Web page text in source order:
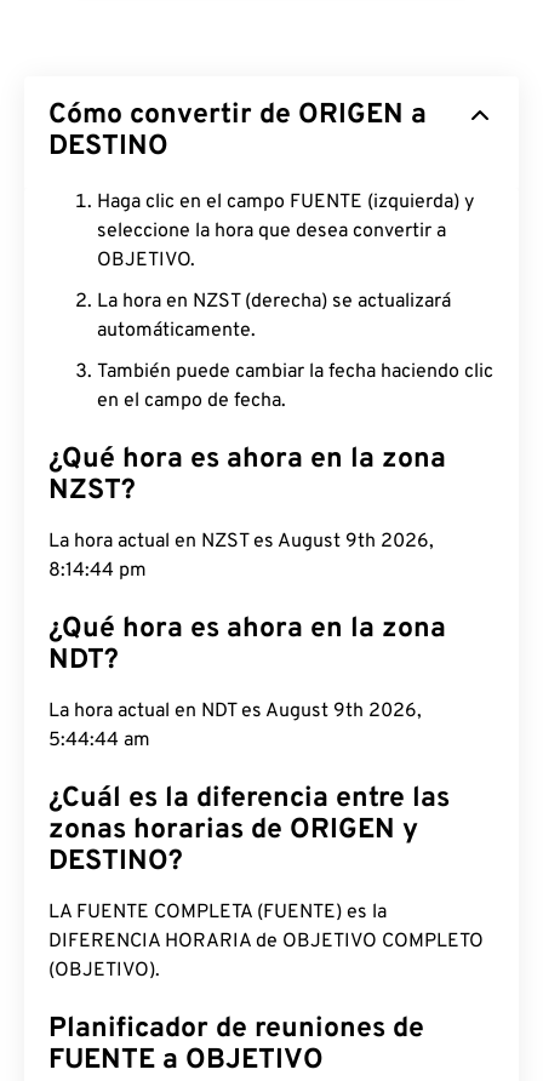
Cómo convertir de ORIGEN a
DESTINO
Haga clic en el campo FUENTE (izquierda) y
seleccione la hora que desea convertir a
OBJETIVO.
La hora en NZST (derecha) se actualizará
automáticamente.
También puede cambiar la fecha haciendo clic
en el campo de fecha.
¿Qué hora es ahora en la zona
NZST?
La hora actual en NZST es August 9th 2026,
8:14:45 pm
¿Qué hora es ahora en la zona
NDT?
La hora actual en NDT es August 9th 2026,
5:44:45 am
¿Cuál es la diferencia entre las
zonas horarias de ORIGEN y
DESTINO?
LA FUENTE COMPLETA (FUENTE) es la
DIFERENCIA HORARIA de OBJETIVO COMPLETO
(OBJETIVO).
Planificador de reuniones de
FUENTE a OBJETIVO